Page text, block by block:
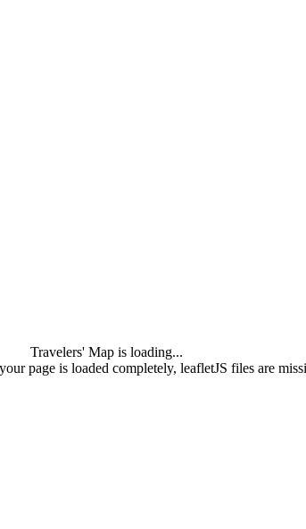
Travelers' Map is loading...
page is loaded completely, leafletJS files are